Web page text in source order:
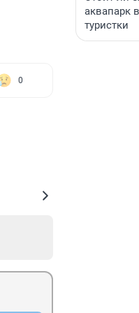
0
аквапарк
туристки